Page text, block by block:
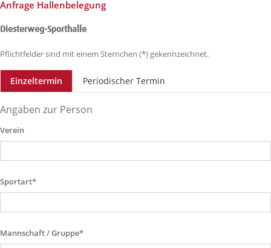
Anfrage Hallenbelegung
Diesterweg-Sporthalle
Pflichtfelder sind mit einem Sternchen (*) gekennzeichnet.
Einzeltermin Periodischer Termin
Angaben zur Person
Verein
Sportart*
Mannschaft / Gruppe*